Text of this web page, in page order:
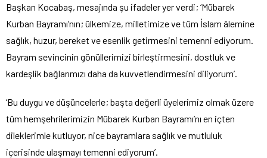
Başkan Kocabaş, mesajında şu ifadeler yer verdi; ‘Mübarek
Kurban Bayramı’nın; ülkemize, milletimize ve tüm İslam âlemine
sağlık, huzur, bereket ve esenlik getirmesini temenni ediyorum.
Bayram sevincinin gönüllerimizi birleştirmesini, dostluk ve
kardeşlik bağlarımızı daha da kuvvetlendirmesini diliyorum’.
‘Bu duygu ve düşüncelerle; başta değerli üyelerimiz olmak üzere
tüm hemşehrilerimizin Mübarek Kurban Bayramı’nı en içten
dileklerimle kutluyor, nice bayramlara sağlık ve mutluluk
içerisinde ulaşmayı temenni ediyorum’.